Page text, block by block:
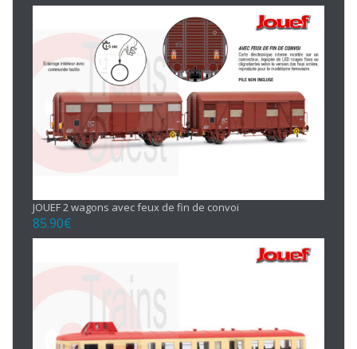
JOUEF 2 wagons avec feux de fin de convoi
85.90€